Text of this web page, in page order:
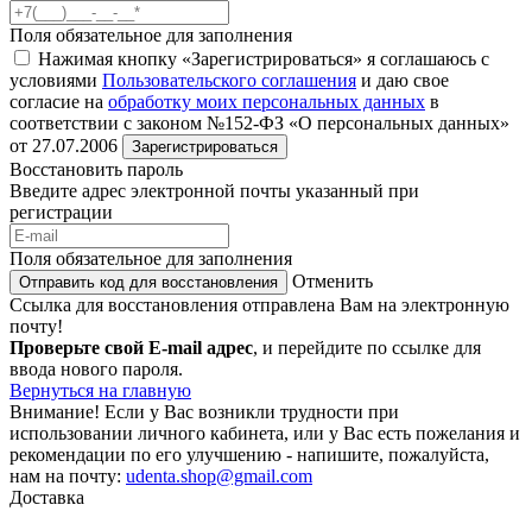
Поля обязательное для заполнения
Нажимая кнопку «Зарегистрироваться» я соглашаюсь с
условиями Пользовательского соглашения и даю свое
согласие на обработку моих персональных данных в
соответствии с законом №152-ФЗ «О персональных данных»
от 27.07.2006
Зарегистрироваться
Восстановить пароль
Введите адрес электронной почты указанный при
регистрации
Поля обязательное для заполнения
Отправить код для восстановления
Отменить
Ссылка для восстановления отправлена Вам на электронную
почту!
Проверьте свой E-mail адрес, и перейдите по ссылке для
ввода нового пароля.
Вернуться на главную
Внимание! Если у Вас возникли трудности при
использовании личного кабинета, или у Вас есть пожелания и
рекомендации по его улучшению - напишите, пожалуйста,
нам на почту: udenta.shop@gmail.com
Доставка